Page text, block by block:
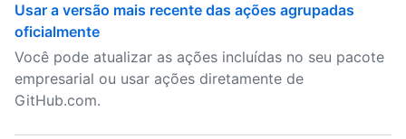
Usar a versão mais recente das ações agrupadas
oficialmente
Você pode atualizar as ações incluídas no seu pacote
empresarial ou usar ações diretamente de
GitHub.com.